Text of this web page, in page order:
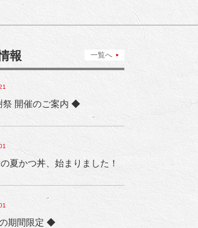
報 一覧へ
開催のご案内 ◆
夏かつ丼、始まりました！
期間限定 ◆